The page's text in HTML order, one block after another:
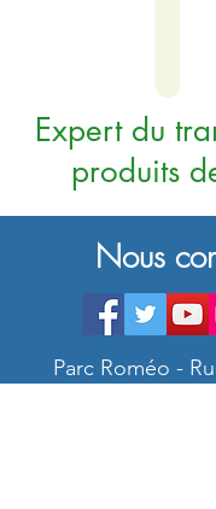
Expert du
produits
Nous
Parc Roméo -